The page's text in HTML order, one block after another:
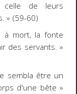
de leurs
» (59-60)
à mort, la fonte
des servants. »
sembla être un
d'une bête »